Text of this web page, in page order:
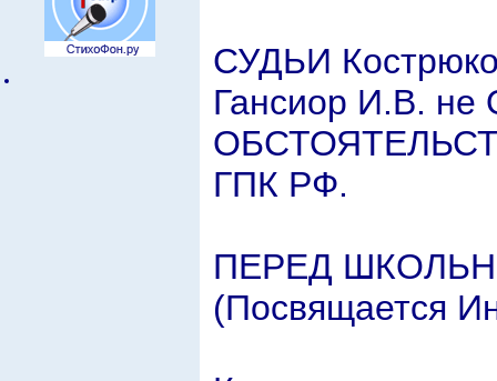
СУДЬИ
Гансиор И.В.
ГПК РФ.
ПЕРЕД
(Посвящается